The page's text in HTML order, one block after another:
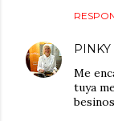
PINKY
Me
tuya